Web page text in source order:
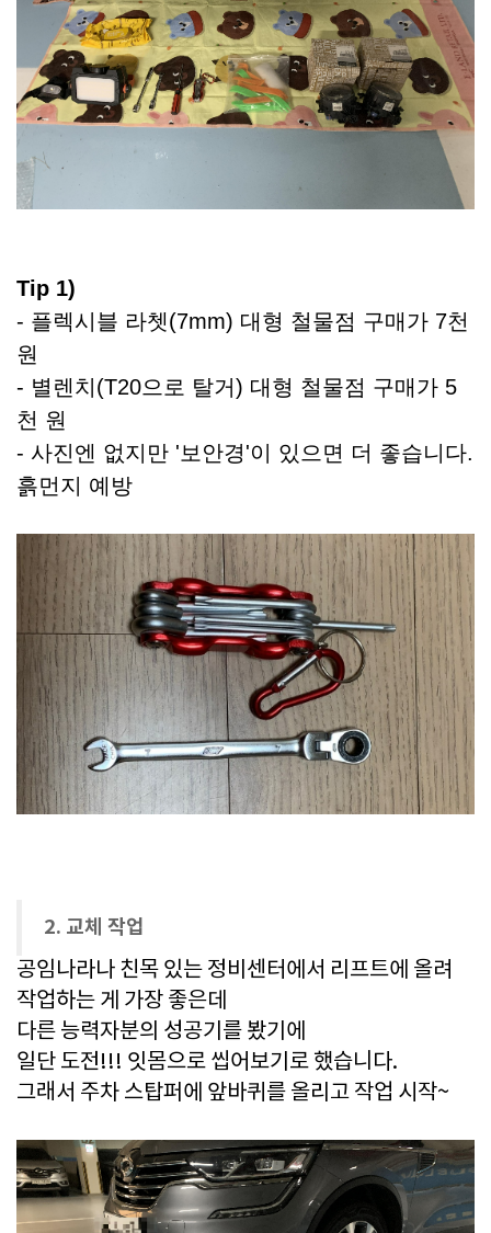
Tip 1)
- 플렉시블 라쳇(7mm) 대형 철물점 구매가 7천
원
- 별렌치(T20으로 탈거) 대형 철물점 구매가 5
천 원
- 사진엔 없지만 '보안경'이 있으면 더 좋습니다.
흙먼지 예방
2. 교체 작업
공임나라나 친목 있는 정비센터에서 리프트에 올려
작업하는 게 가장 좋은데
다른 능력자분의 성공기를 봤기에
일단 도전!!! 잇몸으로 씹어보기로 했습니다.
그래서 주차 스탑퍼에 앞바퀴를 올리고 작업 시작~